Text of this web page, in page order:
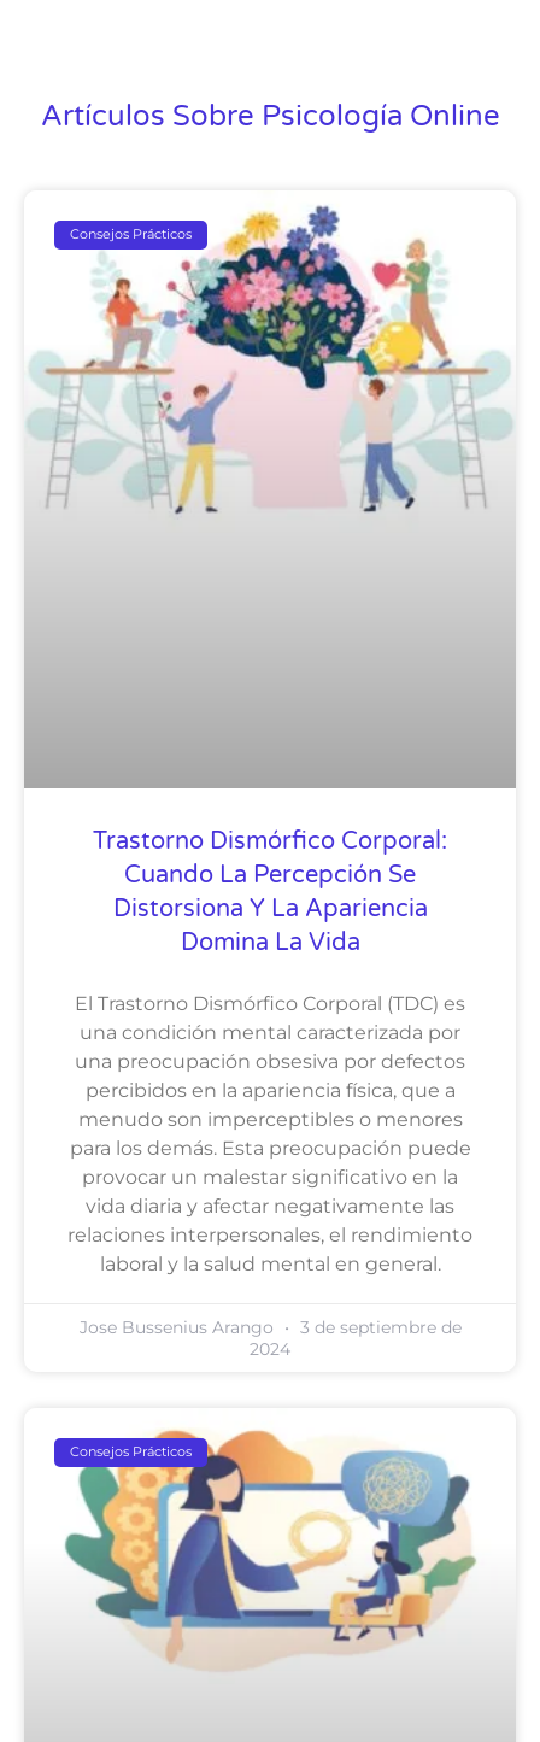
Artículos Sobre Psicología Online
Consejos Prácticos
Trastorno Dismórfico Corporal:
Cuando La Percepción Se
Distorsiona Y La Apariencia
Domina La Vida
El Trastorno Dismórfico Corporal (TDC) es
una condición mental caracterizada por
una preocupación obsesiva por defectos
percibidos en la apariencia física, que a
menudo son imperceptibles o menores
para los demás. Esta preocupación puede
provocar un malestar significativo en la
vida diaria y afectar negativamente las
relaciones interpersonales, el rendimiento
laboral y la salud mental en general.
Jose Bussenius Arango
3 de septiembre de
2024
Consejos Prácticos